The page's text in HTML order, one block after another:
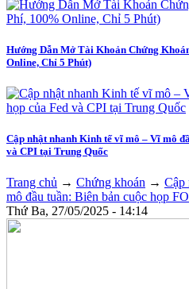
Hướng Dẫn Mở Tài Khoản Chứng
Online, Chỉ 5 Phút)
Cập nhật nhanh Kinh tế vĩ mô – Vĩ mô
và CPI tại Trung Quốc
Trang chủ → Chứng khoán → Cập
mô đầu tuần: Biên bản cuộc họp
Thứ Ba, 27/05/2025 - 14:14